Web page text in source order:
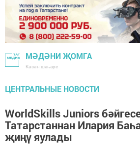
МӘДӘНИ ҖОМГА
Казан шәһәре
ЦЕНТРАЛЬНЫЕ НОВОСТИ
WorldSkills Juniors
Татарстаннан Илария
җиңү яулады